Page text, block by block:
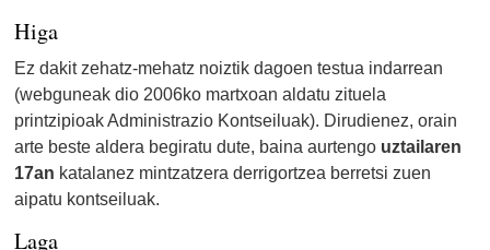
Higa
Ez dakit zehatz-mehatz noiztik dagoen testua indarrean
(webguneak dio 2006ko martxoan aldatu zituela
printzipioak Administrazio Kontseiluak). Dirudienez, orain
arte beste aldera begiratu dute, baina aurtengo uztailaren
17an katalanez mintzatzera derrigortzea berretsi zuen
aipatu kontseiluak.
Laga